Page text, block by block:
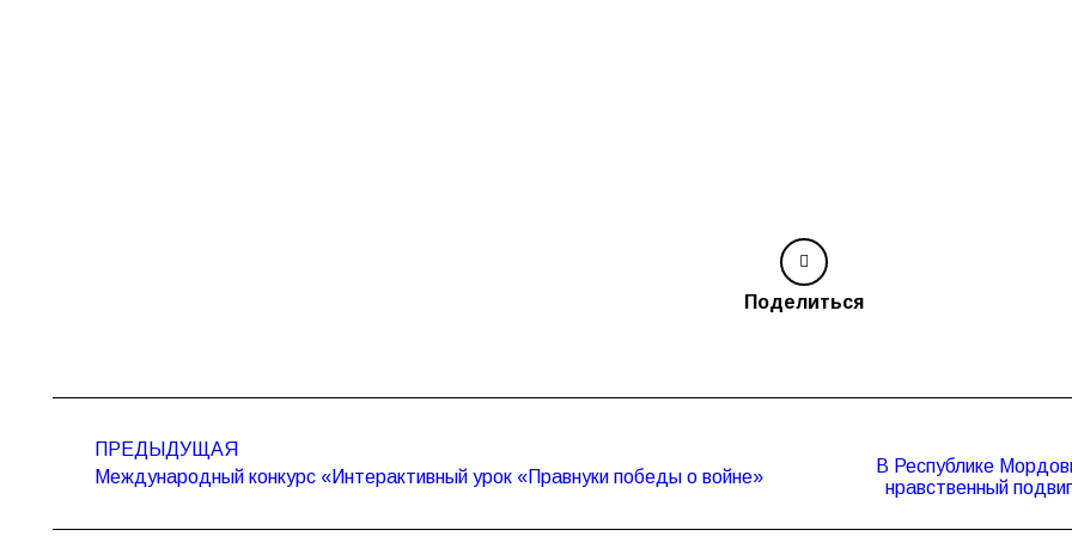
Поделиться
записям
ПРЕДЫДУЩАЯ
Предыдущая
Международный конкурс «Интерактивный урок «Правнуки победы о войне»
Следующая
запись:
В Республике
нравственный